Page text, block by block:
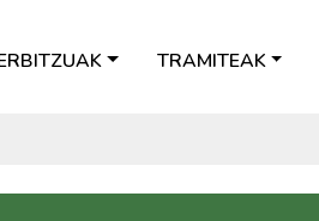
TRAMITEAK